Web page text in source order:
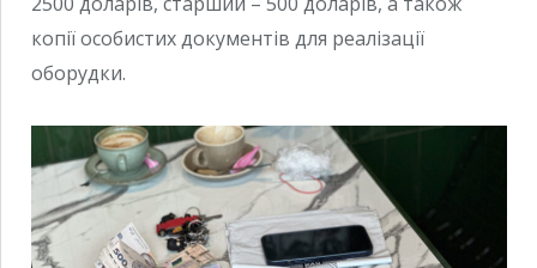
копії особистих документів для реалізації
оборудки.